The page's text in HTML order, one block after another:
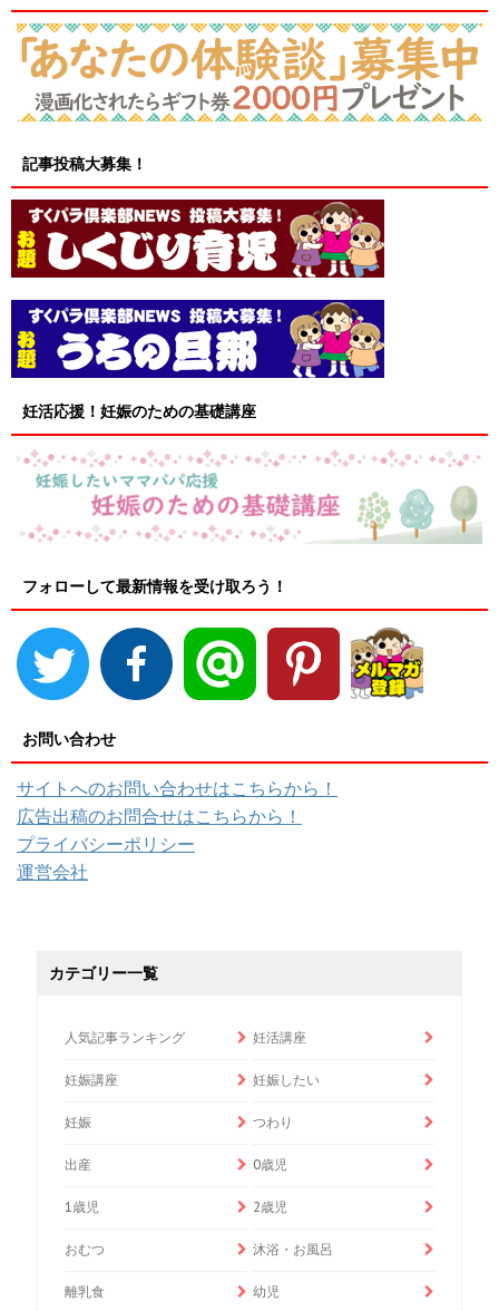
記事投稿大募集！
妊活応援！妊娠のための基礎講座
フォローして最新情報を受け取ろう！
お問い合わせ
サイトへのお問い合わせはこちらから！
広告出稿のお問合せはこちらから！
プライバシーポリシー
運営会社
カテゴリー一覧
人気記事ランキング 妊活講座
妊娠講座 妊娠したい
妊娠 つわり
出産 0歳児
1歳児 2歳児
おむつ 沐浴・お風呂
離乳食 幼児